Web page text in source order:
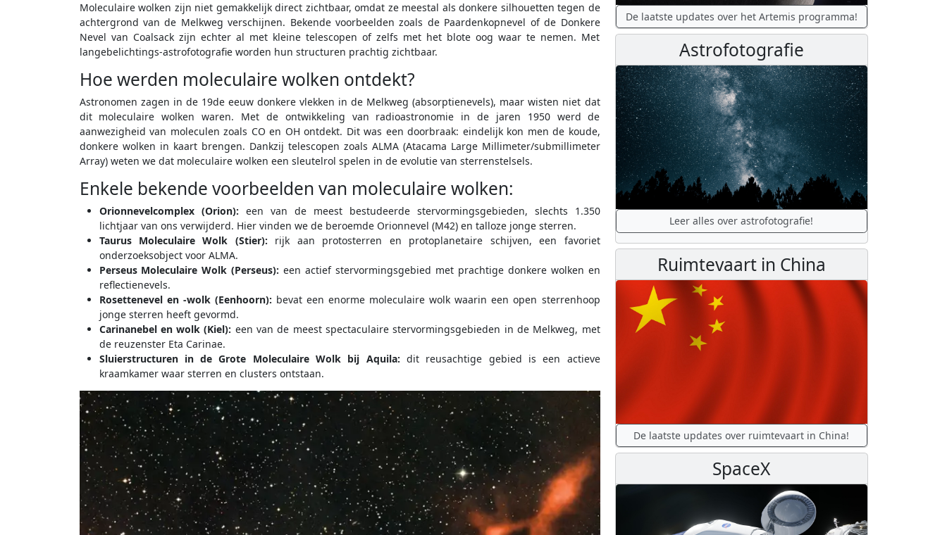
Moleculaire wolken zijn niet gemakkelijk direct zichtbaar, omdat ze meestal als donkere silhouetten tegen de
achtergrond van de Melkweg verschijnen. Bekende voorbeelden zoals de Paardenkopnevel of de Donkere
Nevel van Coalsack zijn echter al met kleine telescopen of zelfs met het blote oog waar te nemen. Met
langebelichtings-astrofotografie worden hun structuren prachtig zichtbaar.
Hoe werden moleculaire wolken ontdekt?
Astronomen zagen in de 19de eeuw donkere vlekken in de Melkweg (absorptienevels), maar wisten niet dat
dit moleculaire wolken waren. Met de ontwikkeling van radioastronomie in de jaren 1950 werd de
aanwezigheid van moleculen zoals CO en OH ontdekt. Dit was een doorbraak: eindelijk kon men de koude,
donkere wolken in kaart brengen. Dankzij telescopen zoals ALMA (Atacama Large Millimeter/submillimeter
Array) weten we dat moleculaire wolken een sleutelrol spelen in de evolutie van sterrenstelsels.
Enkele bekende voorbeelden van moleculaire wolken:
Orionnevelcomplex (Orion): een van de meest bestudeerde stervormingsgebieden, slechts 1.350
lichtjaar van ons verwijderd. Hier vinden we de beroemde Orionnevel (M42) en talloze jonge sterren.
Taurus Moleculaire Wolk (Stier): rijk aan protosterren en protoplanetaire schijven, een favoriet
onderzoeksobject voor ALMA.
Perseus Moleculaire Wolk (Perseus): een actief stervormingsgebied met prachtige donkere wolken en
reflectienevels.
Rosettenevel en -wolk (Eenhoorn): bevat een enorme moleculaire wolk waarin een open sterrenhoop
jonge sterren heeft gevormd.
Carinanebel en wolk (Kiel): een van de meest spectaculaire stervormingsgebieden in de Melkweg, met
de reuzenster Eta Carinae.
Sluierstructuren in de Grote Moleculaire Wolk bij Aquila: dit reusachtige gebied is een actieve
kraamkamer waar sterren en clusters ontstaan.
De laatste updates over het Artemis programma!
Astrofotografie
Leer alles over astrofotografie!
Ruimtevaart in China
De laatste updates over ruimtevaart in China!
SpaceX